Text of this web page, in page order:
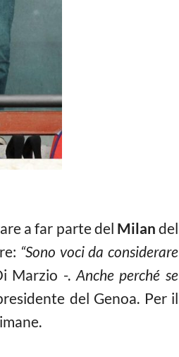
a far parte del Milan del
“Sono voci da considerare
Marzio -. Anche perché se
del Genoa. Per il